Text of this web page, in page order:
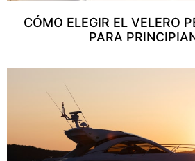
CÓMO ELEGIR EL VELERO
PARA